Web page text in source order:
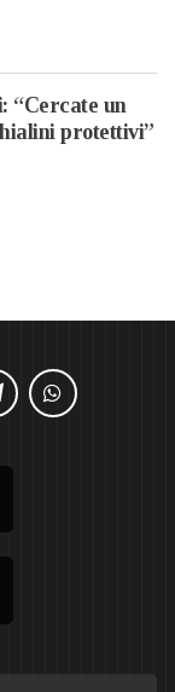
“Cercate un
protettivi”